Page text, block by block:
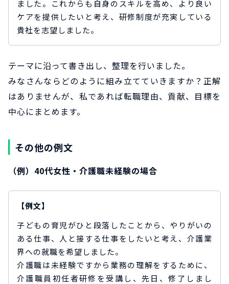
ました。これからも自身のスキルを高め、より良い
ケアを提供したいと考え、研修制度が充実している
貴社を志望しました。
テーマに沿って書き出し、整理を行いました。
みなさんならどのように組み立てていきますか？正解
はありませんが、私であれば転職理由、貢献、目標を
中心にまとめます。
その他の例文
（例）40代女性・介護職未経験の場合
【例文】
子どもの育児がひと段落したことから、やりがいの
ある仕事、人と接する仕事をしたいと考え、介護業
界への就職を希望しました。
介護職は未経験ですから業務の理解をするために、
介護職員初任者研修を受講し、先日、修了しまし